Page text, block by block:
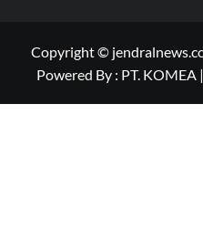
Copyright ©
Powered By : PT. KOMEA |